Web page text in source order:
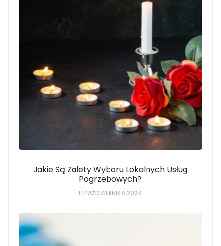
Jakie Są Zalety Wyboru Lokalnych Usług
Pogrzebowych?
11 PAŹDZIERNIKA 2024